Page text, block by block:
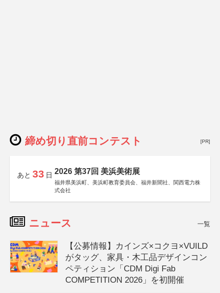
締め切り直前コンテスト [PR]
あと 33 日 2026 第37回 美浜美術展
福井県美浜町、美浜町教育委員会、福井新聞社、関西電力株
式会社
ニュース 一覧
【公募情報】カインズ×コクヨ×VUILD
がタッグ、家具・木工品デザインコン
ペティション「CDM Digi Fab
COMPETITION 2026」を初開催